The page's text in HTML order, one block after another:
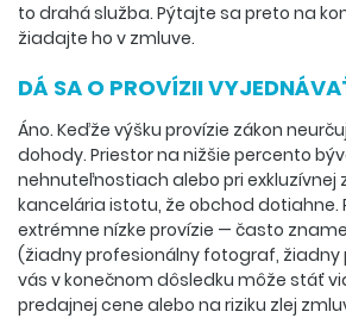
to drahá služba. Pýtajte sa preto na
žiadajte ho v zmluve.
DÁ SA O PROVÍZII
Áno. Keďže výšku provízie zákon
dohody. Priestor na nižšie percento
nehnuteľnostiach alebo pri exkluzívnej
kancelária istotu, že obchod dotiahne.
extrémne nízke provízie — často
(žiadny profesionálny fotograf, žiadny
vás v konečnom dôsledku môže stáť
predajnej cene alebo na riziku zlej